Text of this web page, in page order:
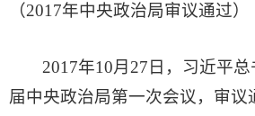
（2017年中央政治局审议通过）
2017年10月27日，习近平
届中央政治局第一次会议，审议